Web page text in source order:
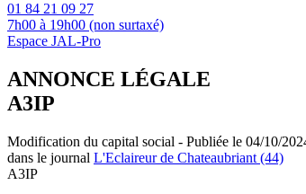
01 84 21 09 27
7h00 à 19h00 (non surtaxé)
Espace JAL-Pro
ANNONCE LÉGALE
A3IP
Modification du capital social - Publiée le 04/10/
dans le journal L'Eclaireur de Chateaubriant (44)
A3IP